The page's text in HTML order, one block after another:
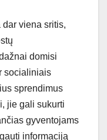
viena sritis,
domisi
socialiniais
sprendimus
jie gali sukurti
gyventojams
informaciją